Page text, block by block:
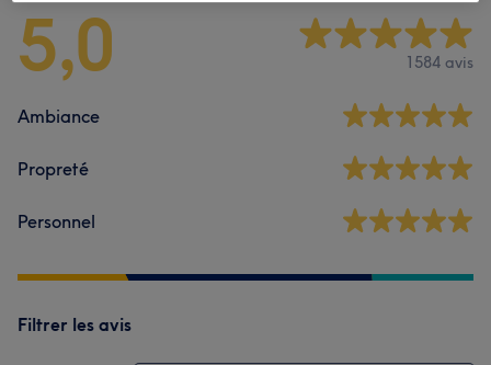
5,0 1584 avis
Ambiance
Propreté
Personnel
Filtrer les avis